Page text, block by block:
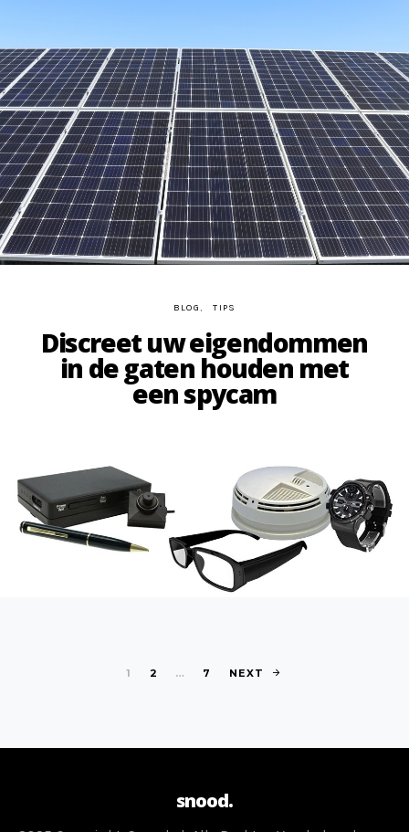
BLOG TIPS
Discreet uw eigendommen
in de gaten houden met
een spycam
Berichten
1 2 … 7 NEXT
snood.